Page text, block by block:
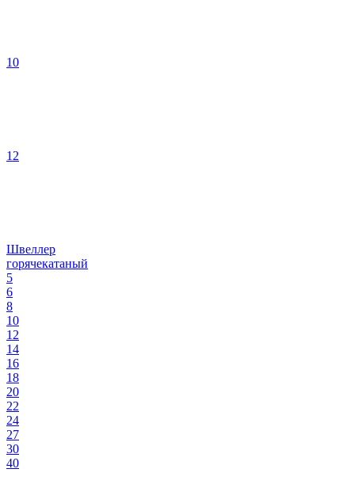
10
12
Швеллер
горячекатаный
5
6
8
10
12
14
16
18
20
22
24
27
30
40